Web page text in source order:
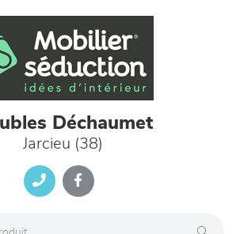
Déchaumet
Jarcieu (38)